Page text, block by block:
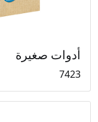
أدوات صغيرة
7423